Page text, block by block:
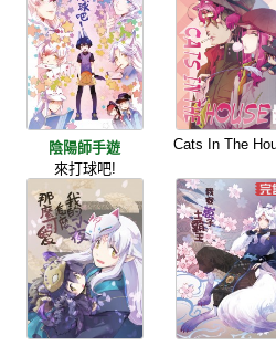
陰陽師手遊
來打球吧!
Cats In The